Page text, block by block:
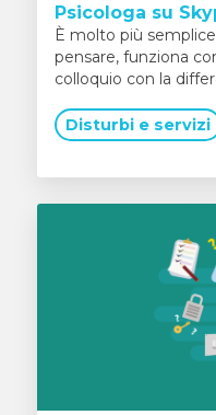
Psicologa su
È molto più
pensare, funziona
colloquio con la
Disturbi e servizi